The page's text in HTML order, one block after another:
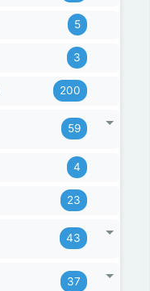
5
3
200
59
4
23
43
37